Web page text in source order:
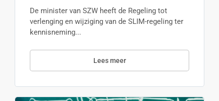
De minister van SZW heeft de Regeling tot
verlenging en wijziging van de SLIM-regeling ter
kennisneming...
Lees meer